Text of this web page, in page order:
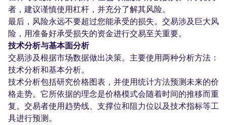
者，建议谨慎使用杠杆，并充分了解其风险。
最后，风险永远不要超过您能承受的损失。交易涉及巨大风
险，用准备好承受损失的资金进行交易至关重要。
技术分析与基本面分析
交易涉及根据市场数据做出决策。主要使用两种分析方法：
技术分析和基本分析。
技术分析包括研究价格图表，并使用统计方法预测未来的价
格走势。它所依据的理念是价格模式会随着时间的推移而重
复。交易者使用趋势线、支撑位和阻力位以及技术指标等工
具进行预测。